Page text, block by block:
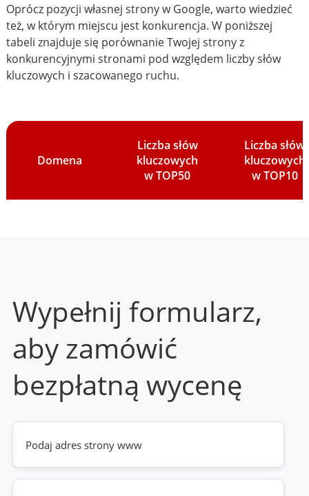
Oprócz pozycji własnej strony w Google, warto wiedzieć
też, w którym miejscu jest konkurencja. W poniższej
tabeli znajduje się porównanie Twojej strony z
konkurencyjnymi stronami pod względem liczby słów
kluczowych i szacowanego ruchu.
Domena
Liczba słów
kluczowych
w TOP50
Liczba słów
kluczowych
w TOP10
Wypełnij formularz,
aby zamówić
bezpłatną wycenę
Twoja
strona
www
(wymagane)
Telefon